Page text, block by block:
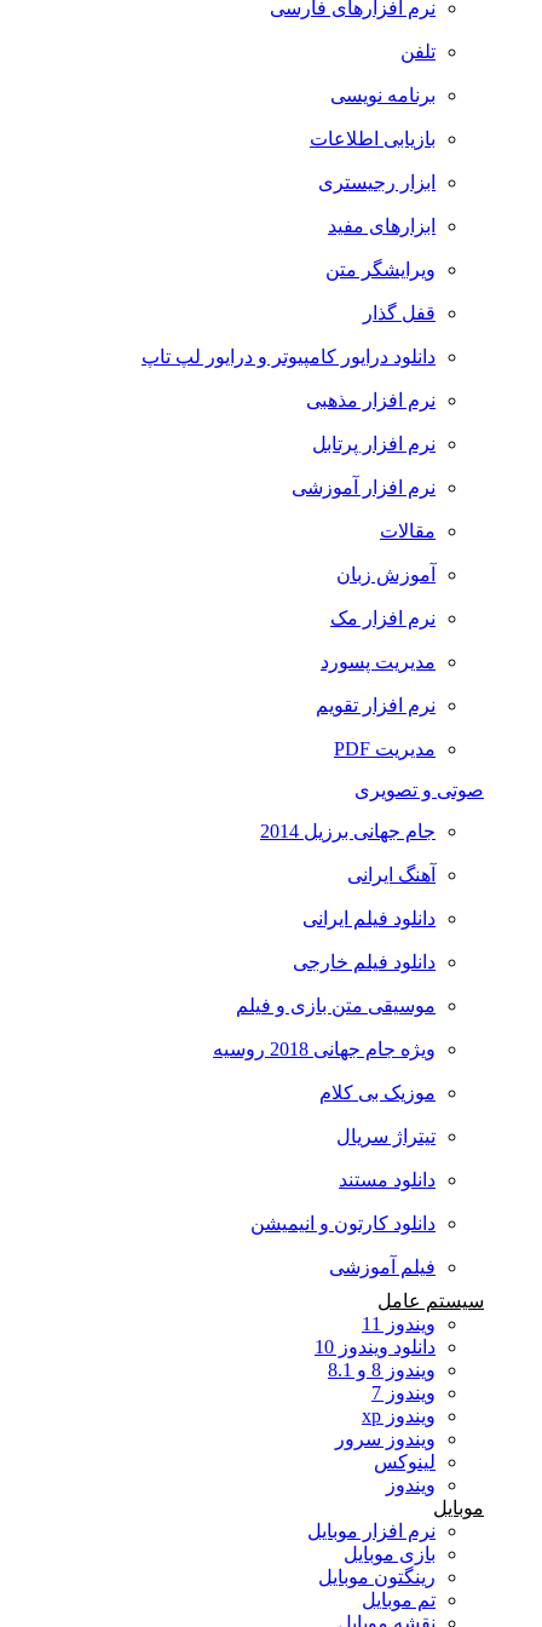
نرم افزارهای فارسی
تلفن
برنامه نویسی
بازیابی اطلاعات
ابزار رجیستری
ابزارهای مفید
ویرایشگر متن
قفل گذار
دانلود درایور کامپیوتر و درایور لپ تاپ
نرم افزار مذهبی
نرم افزار پرتابل
نرم افزار آموزشی
مقالات
آموزش زبان
نرم افزار مک
مدیریت پسورد
نرم افزار تقویم
مدیریت PDF
صوتی و تصویری
جام جهانی برزیل 2014
آهنگ ایرانی
دانلود فیلم ایرانی
دانلود فیلم خارجی
موسیقی متن بازی و فیلم
ویژه جام جهانی 2018 روسیه
موزیک بی کلام
تیتراژ سریال
دانلود مستند
دانلود کارتون و انیمیشن
فیلم آموزشی
سیستم عامل
ویندوز 11
دانلود ویندوز 10
ویندوز 8 و 8.1
ویندوز 7
ویندوز xp
ویندوز سرور
لینوکس
ویندوز
نرم افزار موبایل
بازی موبایل
رینگتون موبایل
تم موبایل
نقشه موبایل